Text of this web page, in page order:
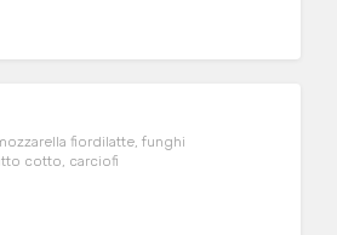
fiordilatte, funghi
cotto, carciofi